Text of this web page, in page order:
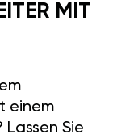
MIT
einem
Sie